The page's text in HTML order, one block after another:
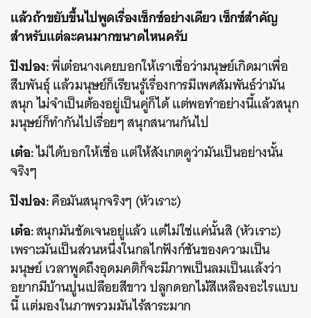
แล้วถ้าขยับขึ้นไปพูดเรื่องเซ็กซ์อย่างเดียว เซ็กซ์สำคัญ
สำหรับแต่ละคนมากขนาดไหนครับ
ปิงปอง:พี่เต๋อนางเคยบอกให้เราเชื่อว่ามนุษย์เกิดมาเพื่อ
สืบพันธุ์ แล้วมนุษย์ก็เรียนรู้เรื่องการมีเพศสัมพันธ์ว่ามัน
สนุก ไม่จำเป็นต้องอยู่เป็นคู่ก็ได้ แต่พอทำอย่างนี้แล้วสนุก
มนุษย์ก็ทำกันไปเรื่อยๆ สนุกสนานกันไป
เต๋อ:ไม่ได้บอกให้เชื่อ แต่ให้สังเกตดูว่ามันเป็นอย่างนั้น
จริงๆ
ปิงปอง:คือมันสนุกจริงๆ (หัวเราะ)
เต๋อ:สนุกมันชัดเจนอยู่แล้ว แต่ไม่ใช่แค่นั้นสิ (หัวเราะ)
เพราะมันเป็นส่วนหนึ่งในกลไกฟังก์ชันของความเป็น
มนุษย์ เวลาพูดถึงอุดมคติก็จะมีภาพเป็นลมเป็นแล้งว่า
อยากมีบ้านปูนเปลือยสีขาว ปลูกดอกไม้สีเหลืองอะไรแบบ
นี้ แต่มองในภาพรวมมันไร้สาระมาก